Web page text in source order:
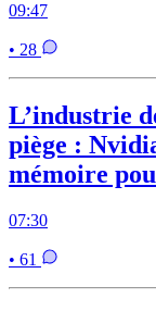
09:47
• 28
L’industrie
piège :
mémoire
07:30
• 61